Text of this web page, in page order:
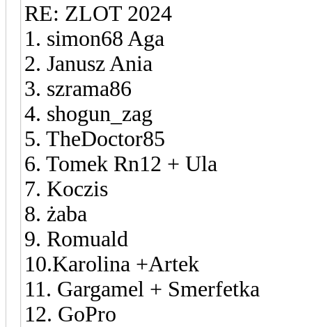
RE: ZLOT 2024
1. simon68 Aga
2. Janusz Ania
3. szrama86
4. shogun_zag
5. TheDoctor85
6. Tomek Rn12 + Ula
7. Koczis
8. żaba
9. Romuald
10.Karolina +Artek
11. Gargamel + Smerfetka
12. GoPro